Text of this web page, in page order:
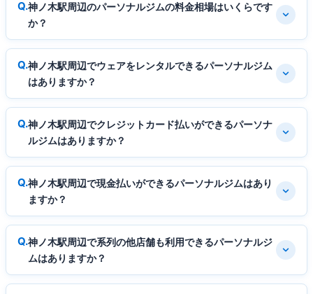
神ノ木駅周辺のパーソナルジムの料金相場はいくらです
か？
神ノ木駅周辺でウェアをレンタルできるパーソナルジム
はありますか？
神ノ木駅周辺でクレジットカード払いができるパーソナ
ルジムはありますか？
神ノ木駅周辺で現金払いができるパーソナルジムはあり
ますか？
神ノ木駅周辺で系列の他店舗も利用できるパーソナルジ
ムはありますか？